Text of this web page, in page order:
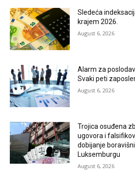
Sledeća
krajem 2026.
August 6, 2026
Alarm za
Svaki peti
August 6, 2026
Trojica osuđena
ugovora i
dobijanje
Luksemburgu
August 6, 2026